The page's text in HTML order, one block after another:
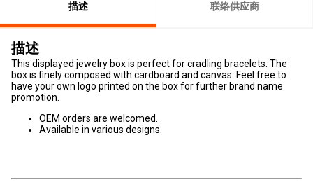
描述 联络供应商
描述
This displayed jewelry box is perfect for cradling bracelets. The
box is finely composed with cardboard and canvas. Feel free to
have your own logo printed on the box for further brand name
promotion.
OEM orders are welcomed.
Available in various designs.